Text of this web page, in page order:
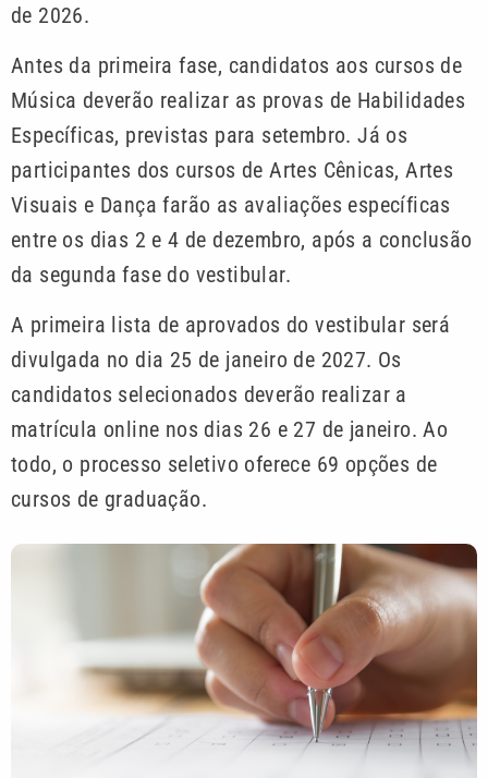
de 2026.
Antes da primeira fase, candidatos aos cursos de
Música deverão realizar as provas de Habilidades
Específicas, previstas para setembro. Já os
participantes dos cursos de Artes Cênicas, Artes
Visuais e Dança farão as avaliações específicas
entre os dias 2 e 4 de dezembro, após a conclusão
da segunda fase do vestibular.
A primeira lista de aprovados do vestibular será
divulgada no dia 25 de janeiro de 2027. Os
candidatos selecionados deverão realizar a
matrícula online nos dias 26 e 27 de janeiro. Ao
todo, o processo seletivo oferece 69 opções de
cursos de graduação.